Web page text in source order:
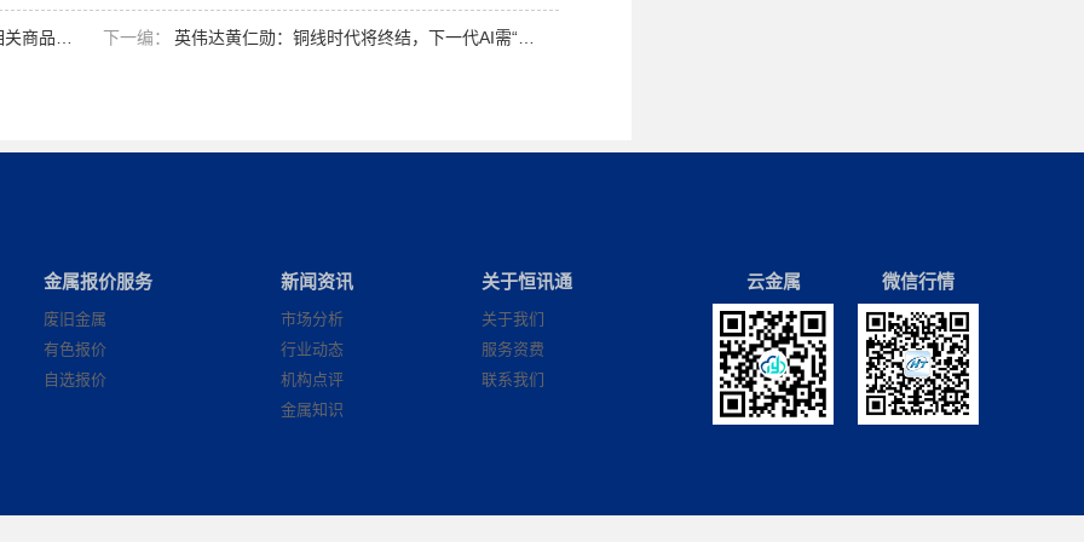
下一编：
金属报价服务
废旧金属
有色报价
自选报价
新闻资讯
市场分析
行业动态
机构点评
金属知识
关于恒讯通
关于我们
服务资费
联系我们
云金属 微信行情